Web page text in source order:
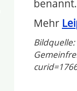
benannt.
Mehr